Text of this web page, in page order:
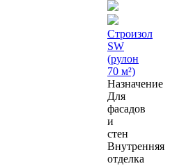
Строизол
SW
(рулон
70 м²)
Назначение
Для
фасадов
и
стен
Внутренняя
отделка